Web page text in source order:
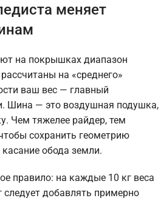
меняет
на покрышках диапазон
на «среднего»
ваш вес — главный
Шина — это воздушная подушка,
Чем тяжелее райдер, тем
сохранить геометрию
обода земли.
правило: на каждые 10 кг веса
следует добавлять примерно